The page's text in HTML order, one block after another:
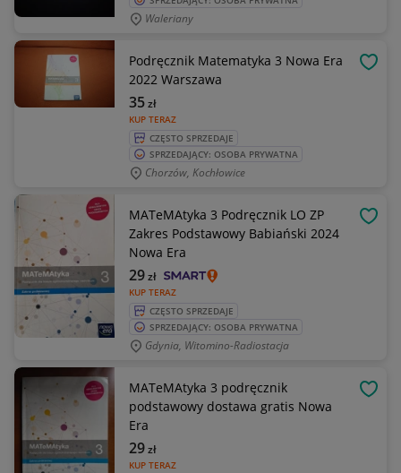
Waleriany
Podręcznik Matematyka 3 Nowa Era
2022 Warszawa
KUP TERAZ
35zł
CZĘSTO SPRZEDAJE
SPRZEDAJĄCY: OSOBA PRYWATNA
Chorzów, Kochłowice
MATeMAtyka 3 Podręcznik LO ZP
Zakres Podstawowy Babiański 2024
Nowa Era
KUP TERAZ
29zł
CZĘSTO SPRZEDAJE
SPRZEDAJĄCY: OSOBA PRYWATNA
Gdynia, Witomino-Radiostacja
MATeMAtyka 3 podręcznik
podstawowy dostawa gratis Nowa
Era
KUP TERAZ
29zł